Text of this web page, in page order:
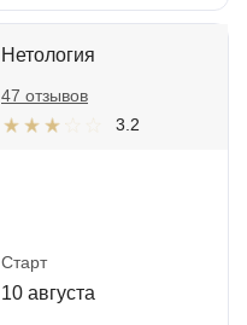
Нетология
3.2
47 отзывов
Старт
10 августа